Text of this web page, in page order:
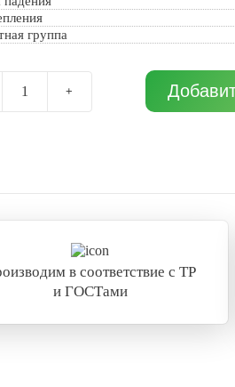
группа
1 +
в соответствие с ТР
и ГОСТами